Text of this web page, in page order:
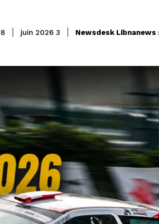
Newsdesk Libnanews
3 juin 2026
8